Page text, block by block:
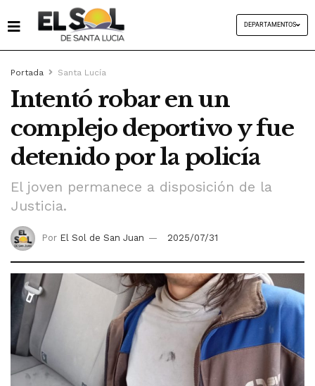
DEPARTAMENTOS
Portada Santa Lucía
Intentó robar en un
complejo deportivo y fue
detenido por la policía
El joven permanece a disposición de la
Justicia.
Por El Sol de San Juan 2025/07/31